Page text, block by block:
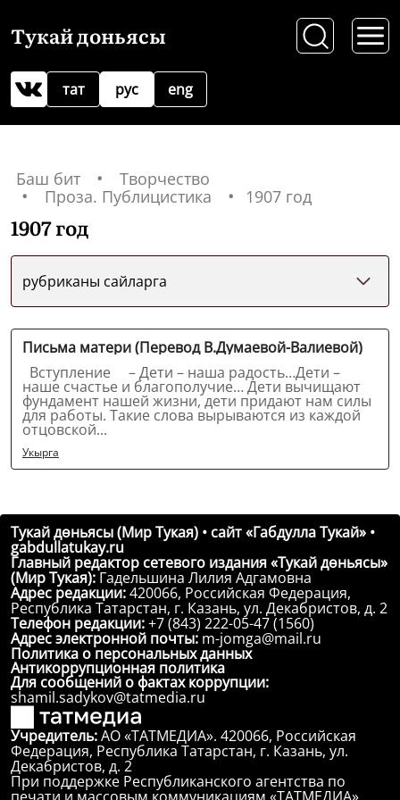
Тукай доньясы
рус
тат eng
Баш бит
Творчество
Проза. Публицистика
1907 год
1907 год
рубриканы сайларга
Письма матери (Перевод В.Думаевой-Валиевой)
наше счастье и благополучие… Дети вычищают
фундамент нашей жизни, дети придают нам силы
для работы. Такие слова вырываются из каждой
отцовской...
Укырга
Тукай дөньясы (Мир Тукая) • сайт «Габдулла Тукай» •
gabdullatukay.ru
Главный редактор сетевого издания «Тукай дөньясы»
(Мир Тукая): Гадельшина Лилия Адгамовна
Адрес редакции:420066, Российская Федерация,
Республика Татарстан, г. Казань, ул. Декабристов, д. 2
Телефон редакции:+7 (843) 222-05-47 (1560)
Адрес электронной почты: m-jomga@mail.ru
Политика о персональных данных
Антикоррупционная политика
Для сообщений о фактах коррупции:
shamil.sadykov@tatmedia.ru
Учредитель:АО «ТАТМЕДИА». 420066, Российская
Федерация, Республика Татарстан, г. Казань, ул.
Декабристов, д. 2
При поддержке Республиканского агентства по